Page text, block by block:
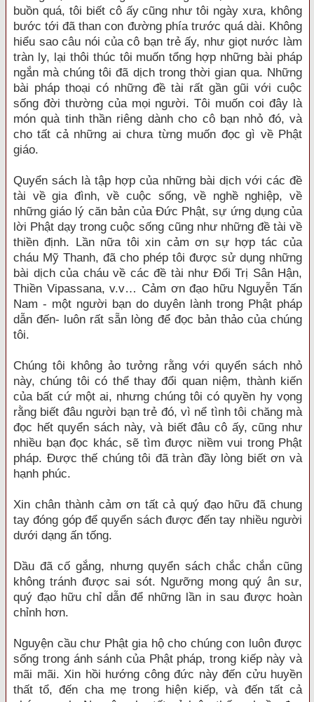
buồn quá, tôi biết cô ấy cũng như tôi ngày xưa, không
bước tới đã than con đường phía trước quá dài. Không
hiểu sao câu nói của cô bạn trẻ ấy, như giọt nước làm
tràn ly, lại thôi thúc tôi muốn tổng hợp những bài pháp
ngắn mà chúng tôi đã dịch trong thời gian qua. Những
bài pháp thoại có những đề tài rất gần gũi với cuộc
sống đời thường của mọi người. Tôi muốn coi đây là
món quà tinh thần riêng dành cho cô bạn nhỏ đó, và
cho tất cả những ai chưa từng muốn đọc gì về Phật
giáo.
Quyển sách là tập hợp của những bài dịch với các đề
tài về gia đình, về cuộc sống, về nghề nghiệp, về
những giáo lý căn bản của Đức Phật, sự ứng dụng của
lời Phật dạy trong cuộc sống cũng như những đề tài về
thiền định. Lần nữa tôi xin cảm ơn sự hợp tác của
cháu Mỹ Thanh, đã cho phép tôi được sử dụng những
bài dịch của cháu về các đề tài như Đối Trị Sân Hận,
Thiền Vipassana, v.v… Cảm ơn đạo hữu Nguyễn Tấn
Nam - một người bạn do duyên lành trong Phật pháp
dẫn đến- luôn rất sẵn lòng để đọc bản thảo của chúng
tôi.
Chúng tôi không ảo tưởng rằng với quyển sách nhỏ
này, chúng tôi có thể thay đổi quan niệm, thành kiến
của bất cứ một ai, nhưng chúng tôi có quyền hy vọng
rằng biết đâu người bạn trẻ đó, vì nể tình tôi chăng mà
đọc hết quyển sách này, và biết đâu cô ấy, cũng như
nhiều bạn đọc khác, sẽ tìm được niềm vui trong Phật
pháp. Được thế chúng tôi đã tràn đầy lòng biết ơn và
hạnh phúc.
Xin chân thành cảm ơn tất cả quý đạo hữu đã chung
tay đóng góp để quyển sách được đến tay nhiều người
dưới dạng ấn tống.
Dầu đã cố gắng, nhưng quyển sách chắc chắn cũng
không tránh được sai sót. Ngưỡng mong quý ân sư,
quý đạo hữu chỉ dẫn để những lần in sau được hoàn
chỉnh hơn.
Nguyện cầu chư Phật gia hộ cho chúng con luôn được
sống trong ánh sánh của Phật pháp, trong kiếp này và
mãi mãi. Xin hồi hướng công đức này đến cửu huyền
thất tổ, đến cha mẹ trong hiện kiếp, và đến tất cả